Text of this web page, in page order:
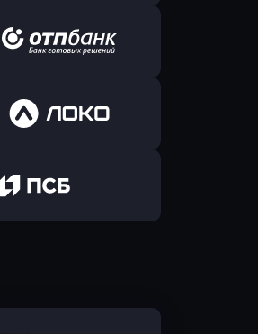
Оправить заявку
в Экспобанк
Оправить заявку
в ОТП БАНК
Оправить заявку
в Локо-Банк